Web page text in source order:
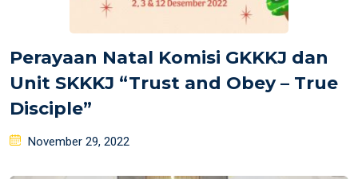
Perayaan Natal Komisi GKKKJ dan
Unit SKKKJ “Trust and Obey – True
Disciple”
Posted
November 29, 2022